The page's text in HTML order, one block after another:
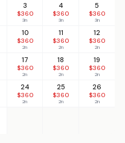
3
$360
3n
4
$360
3n
5
$360
3n
10
$360
2n
11
$360
2n
12
$360
2n
17
$360
2n
18
$360
2n
19
$360
2n
24
$360
2n
25
$360
2n
26
$360
2n